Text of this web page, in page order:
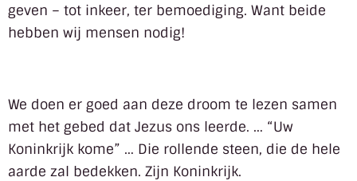
geven – tot inkeer, ter bemoediging. Want beide
hebben wij mensen nodig!
We doen er goed aan deze droom te lezen samen
met het gebed dat Jezus ons leerde. … “Uw
Koninkrijk kome” … Die rollende steen, die de hele
aarde zal bedekken. Zijn Koninkrijk.